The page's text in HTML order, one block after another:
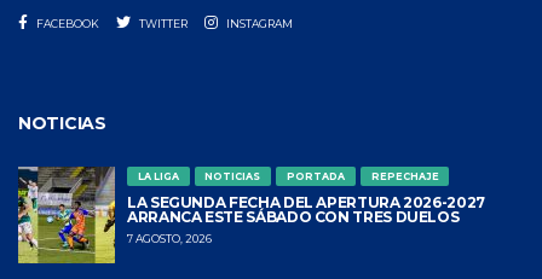
FACEBOOK TWITTER INSTAGRAM
NOTICIAS
LA LIGA NOTICIAS PORTADA REPECHAJE
LA SEGUNDA FECHA DEL APERTURA 2026-2027
ARRANCA ESTE SÁBADO CON TRES DUELOS
7 AGOSTO, 2026